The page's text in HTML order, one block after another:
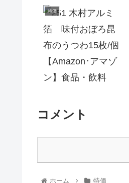
特価
コメント
ホーム 特価